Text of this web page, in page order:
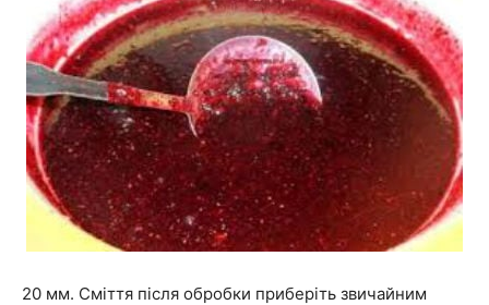
20 мм. Сміття після обробки приберіть звичайним